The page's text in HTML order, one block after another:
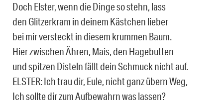
Doch Elster, wenn die Dinge so stehn, lass
den Glitzerkram in deinem Kästchen lieber
bei mir versteckt in diesem krummen Baum.
Hier zwischen Ähren, Mais, den Hagebutten
und spitzen Disteln fällt dein Schmuck nicht auf.
ELSTER: Ich trau dir, Eule, nicht ganz übern Weg,
Ich sollte dir zum Aufbewahrn was lassen?